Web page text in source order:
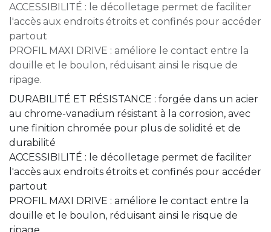
ACCESSIBILITÉ : le décolletage permet de faciliter
l'accès aux endroits étroits et confinés pour accéder
partout
PROFIL MAXI DRIVE : améliore le contact entre la
douille et le boulon, réduisant ainsi le risque de
ripage.
DURABILITÉ ET RÉSISTANCE : forgée dans un acier
au chrome-vanadium résistant à la corrosion, avec
une finition chromée pour plus de solidité et de
durabilité
ACCESSIBILITÉ : le décolletage permet de faciliter
l'accès aux endroits étroits et confinés pour accéder
partout
PROFIL MAXI DRIVE : améliore le contact entre la
douille et le boulon, réduisant ainsi le risque de